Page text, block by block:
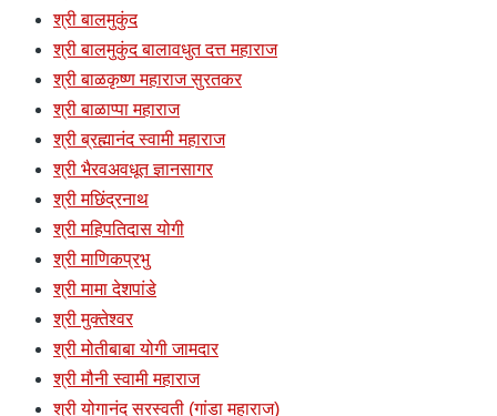
श्री बालमुकुंद
श्री बालमुकुंद बालावधुत दत्त महाराज
श्री बाळकृष्ण महाराज सुरतकर
श्री बाळाप्पा महाराज
श्री ब्रह्मानंद स्वामी महाराज
श्री भैरवअवधूत ज्ञानसागर
श्री मछिंद्रनाथ
श्री महिपतिदास योगी
श्री माणिकप्रभु
श्री मामा देशपांडे
श्री मुक्तेश्वर
श्री मोतीबाबा योगी जामदार
श्री मौनी स्वामी महाराज
श्री योगानंद सरस्वती (गांडा महाराज)